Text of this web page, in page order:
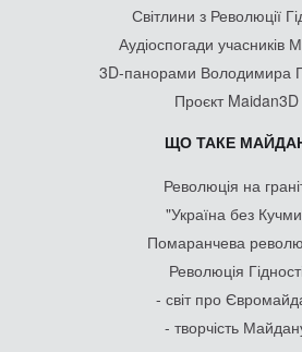
Світлини з Революції
Аудіоспогади учасників
3D-панорами Володимира
Проєкт Maidan3D
ЩО ТАКЕ
Революція на
"Україна без
Помаранчева
Революція
- світ про
- творчість